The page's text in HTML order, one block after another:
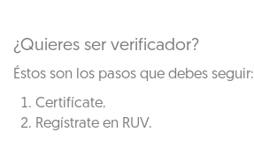
¿Quieres ser verificador?
Éstos son los pasos que debes seguir:
Certifícate.
Regístrate en RUV.